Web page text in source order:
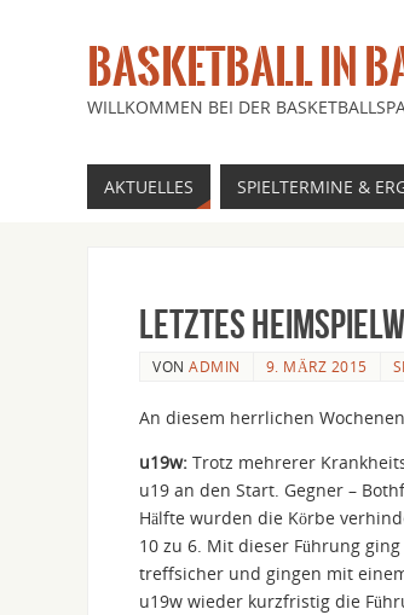
BASKETBALL IN
WILLKOMMEN BEI DER
AKTUELLES SPIELTERMINE &
letztes
VON ADMIN 9. MÄRZ 2015
An diesem herrlichen
u19w: Trotz mehrerer
u19 an den Start. Gegner –
Hälfte wurden die Körbe
10 zu 6. Mit dieser Führung
treffsicher und gingen mit
u19w wieder kurzfristig die